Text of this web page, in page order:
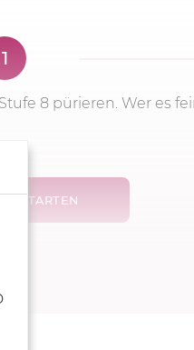
1
Stufe 8 pürieren. Wer es
STARTEN